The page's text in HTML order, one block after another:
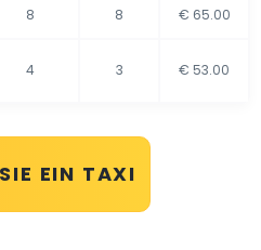
8 8 € 65.00
4 3 € 53.00
EIN TAXI